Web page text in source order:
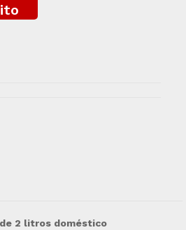
de 2 litros doméstico